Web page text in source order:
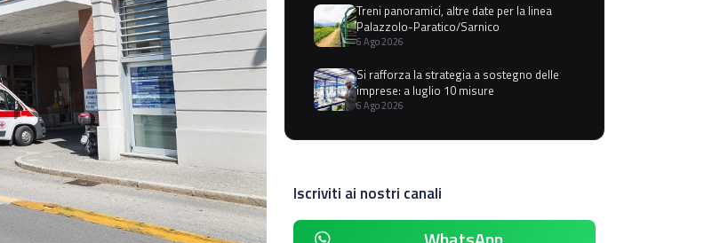
Treni panoramici, altre date per la linea
Palazzolo-Paratico/Sarnico
6 Ago 2026
Si rafforza la strategia a sostegno delle
imprese: a luglio 10 misure
6 Ago 2026
Iscriviti ai nostri canali